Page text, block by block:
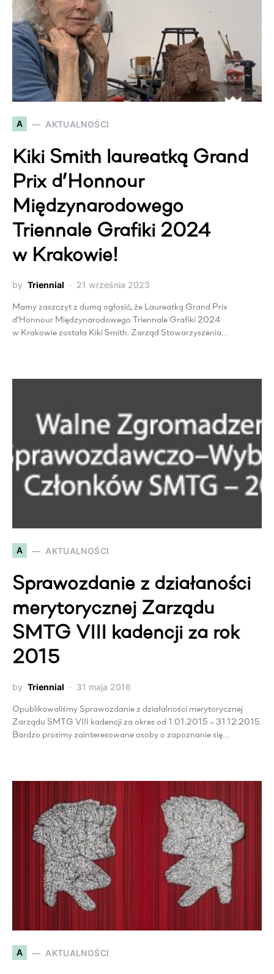
A AKTUALNOŚCI
Kiki Smith laureatką Grand
Prix d’Honnour
Międzynarodowego
Triennale Grafiki 2024
w Krakowie!
by Triennial 21 września 2023
Mamy zaszczyt z dumą ogłosić, że Laureatką Grand Prix
d’Honnour Międzynarodowego Triennale Grafiki 2024
w Krakowie została Kiki Smith. Zarząd Stowarzyszenia…
A AKTUALNOŚCI
Sprawozdanie z działaności
merytorycznej Zarządu
SMTG VIII kadencji za rok
2015
by Triennial 31 maja 2016
Opublikowaliśmy Sprawozdanie z działalności merytorycznej
Zarządu SMTG VIII kadencji za okres od 1.01.2015 – 31.12.2015.
Bardzo prosimy zainteresowane osoby o zapoznanie się…
A AKTUALNOŚCI